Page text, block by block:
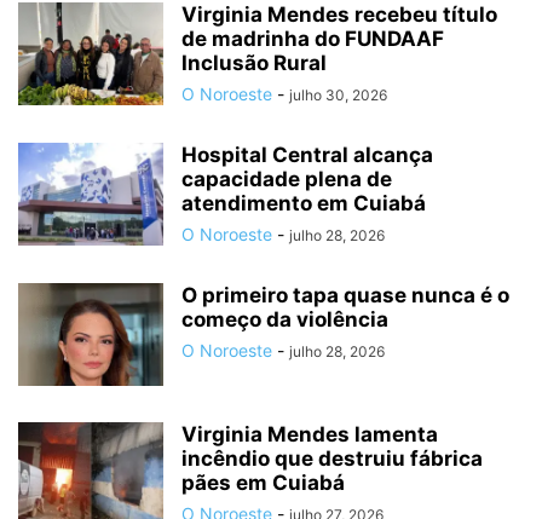
Virginia Mendes recebeu título
de madrinha do FUNDAAF
Inclusão Rural
O Noroeste - julho 30, 2026
Hospital Central alcança
capacidade plena de
atendimento em Cuiabá
O Noroeste - julho 28, 2026
O primeiro tapa quase nunca é o
começo da violência
O Noroeste - julho 28, 2026
Virginia Mendes lamenta
incêndio que destruiu fábrica
pães em Cuiabá
O Noroeste - julho 27, 2026